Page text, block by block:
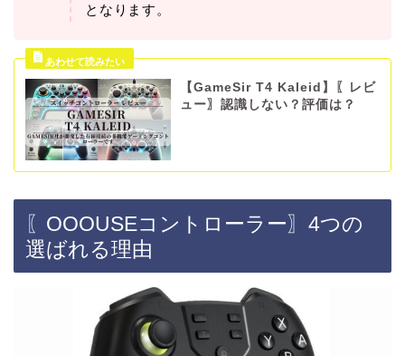
となります。
【GameSir T4 Kaleid】〖レビ
ュー〗認識しない？評価は？
〖OOOUSEコントローラー〗4つの
選ばれる理由